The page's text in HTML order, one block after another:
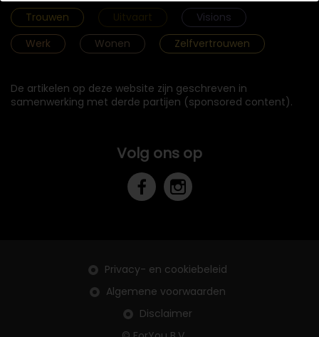
Trouwen
Uitvaart
Visions
Werk
Wonen Zelfvertrouwen
De artikelen op deze website zijn geschreven in
samenwerking met derde partijen (sponsored content).
Volg ons op
Privacy- en cookiebeleid
Algemene voorwaarden
Disclaimer